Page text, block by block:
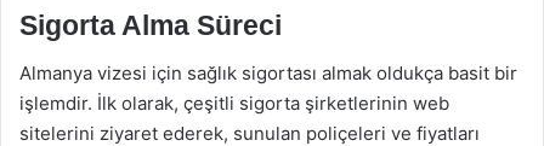
Sigorta Alma Süreci
Almanya vizesi için sağlık sigortası almak oldukça basit bir
işlemdir. İlk olarak, çeşitli sigorta şirketlerinin web
sitelerini ziyaret ederek, sunulan poliçeleri ve fiyatları